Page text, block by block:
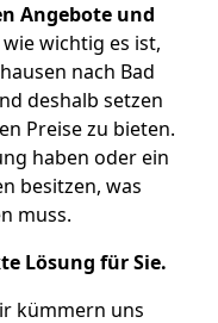
Angebote und
wichtig es ist,
nach Bad
deshalb setzen
Preise zu bieten.
haben oder ein
besitzen, was
muss.
Lösung für Sie.
kümmern uns